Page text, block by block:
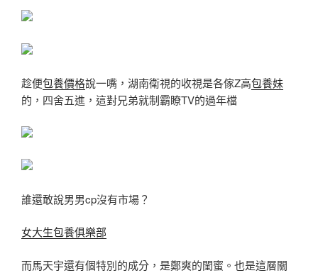
趁便包養價格說一嘴，湖南衛視的收視是各傢Z高包養妹
的，四舍五進，這對兄弟就制霸瞭TV的過年檔
誰還敢說男男cp沒有市場？
女大生包養俱樂部
而馬天宇還有個特別的成分，是鄭爽的閨蜜。也是這層關